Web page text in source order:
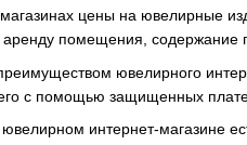
цены на ювелирные
помещения, содержание
ювелирного
с помощью защищенных
интернет-магазине